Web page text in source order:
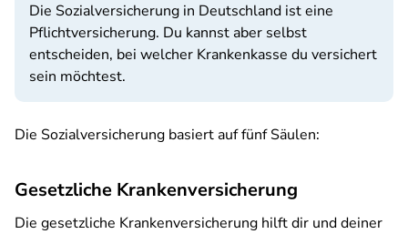
Die Sozialversicherung in Deutschland ist eine
Pflichtversicherung. Du kannst aber selbst
entscheiden, bei welcher Krankenkasse du versichert
sein möchtest.
Die Sozialversicherung basiert auf fünf Säulen:
Gesetzliche Krankenversicherung
Die gesetzliche Krankenversicherung hilft dir und deiner